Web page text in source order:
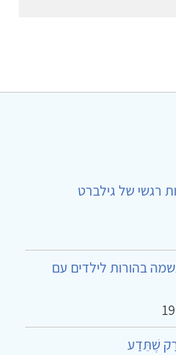
רגשי של גילברט
בהורות לילדים עם
שֶׁתֵּדַע